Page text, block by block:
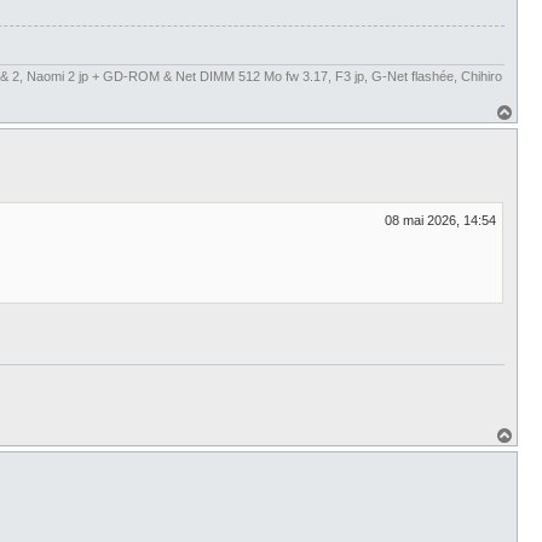
Naomi 2 jp + GD-ROM & Net DIMM 512 Mo fw 3.17, F3 jp, G-Net flashée, Chihiro
a
08 mai 2026, 14:54
a